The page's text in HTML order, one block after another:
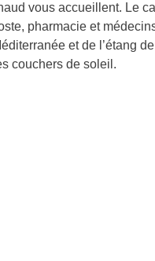
vous accueillent. Le
pharmacie et
et de l’étang
couchers de soleil.